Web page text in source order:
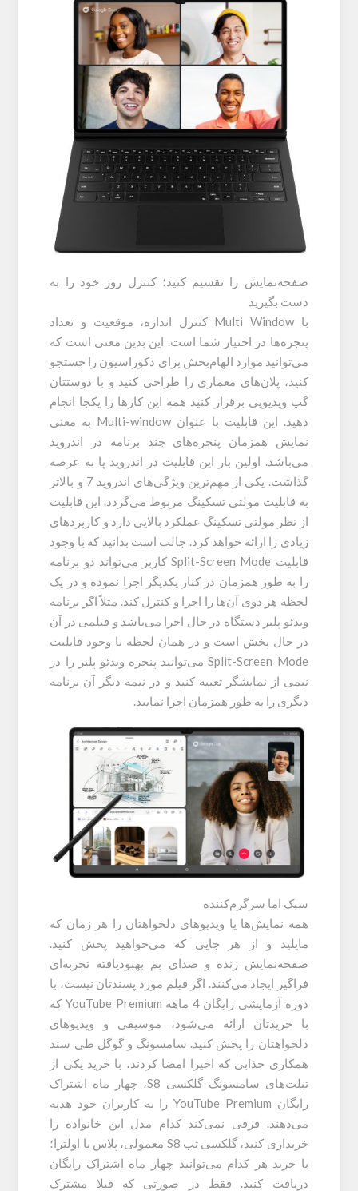
صفحه‌نمایش را تقسیم کنید؛ کنترل روز خود را به
دست بگیرید
با Multi Window کنترل اندازه، موقعیت و تعداد
پنجره‌ها در اختیار شما است. این بدین معنی است که
می‌توانید موارد الهام‌بخش برای دکوراسیون را جستجو
کنید، پلان‌های معماری را طراحی کنید و با دوستتان
گپ ویدیویی برقرار کنید همه این کارها را یکجا انجام
دهید. این قابلیت با عنوان Multi-window به معنی
نمایش همزمان پنجره‌های چند برنامه در اندروید
می‌باشد. اولین بار این قابلیت در اندروید پا به عرصه
گذاشت. یکی از مهم‌ترین ویژگی‌های اندروید 7 و بالاتر
به قابلیت مولتی تسکینگ مربوط می‌‌گردد. این قابلیت
از نظر مولتی تسکینگ عملکرد بالایی دارد و کاربردهای
زیادی را ارائه خواهد کرد. جالب است بدانید که با وجود
قابلیت Split-Screen Mode کاربر می‌تواند دو برنامه
را به طور همزمان در کنار یکدیگر اجرا نموده و در یک
لحظه هر دوی آن‌ها را اجرا و کنترل کند. مثلاً اگر برنامه
ویدئو پلیر دستگاه در حال اجرا می‌باشد و فیلمی در آن
در حال پخش است و در همان لحظه با وجود قابلیت
Split-Screen Mode می‌‌توانید پنجره ویدئو پلیر را در
نیمی از نمایشگر تعبیه کنید و در نیمه دیگر آن برنامه
دیگری را به طور همزمان اجرا نمایید.
سبک اما سرگرم‌کننده
همه نمایش‌ها یا ویدیوهای دلخواهتان را هر زمان که
مایلید و از هر جایی که می‌خواهید پخش کنید.
صفحه‌نمایش زنده و صدای بم بهبودیافته تجربه‌ای
فراگیر ایجاد می‌کنند. اگر فیلم مورد پسندتان نیست، با
دوره آزمایشی رایگان 4 ماهه YouTube Premium که
با خریدتان ارائه می‌شود، موسیقی و ویدیوهای
دلخواهتان را پخش کنید. سامسونگ و گوگل طی سند
همکاری جذابی که اخیرا امضا کردند، با خرید یکی از
تبلت‌های سامسونگ گلکسی S8، چهار ماه اشتراک
رایگان YouTube Premium را به کاربران خود هدیه
می‌دهند. فرقی نمی‌کند کدام مدل این خانواده را
خریداری کنید، گلکسی تب S8 معمولی، پلاس یا اولترا؛
با خرید هر کدام می‌توانید چهار ماه اشتراک رایگان
دریافت کنید. فقط در صورتی که قبلا مشترک